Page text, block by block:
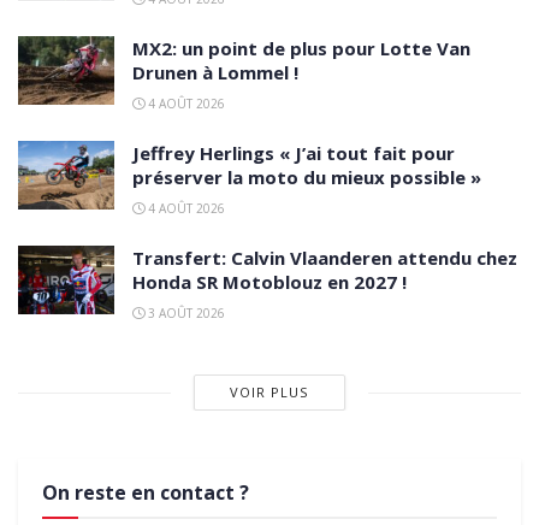
MX2: un point de plus pour Lotte Van
Drunen à Lommel !
4 AOÛT 2026
Jeffrey Herlings « J’ai tout fait pour
préserver la moto du mieux possible »
4 AOÛT 2026
Transfert: Calvin Vlaanderen attendu chez
Honda SR Motoblouz en 2027 !
3 AOÛT 2026
VOIR PLUS
On reste en contact ?